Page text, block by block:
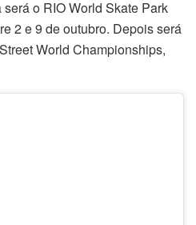
o RIO World Skate Park
2 e 9 de outubro. Depois será
World Championships,